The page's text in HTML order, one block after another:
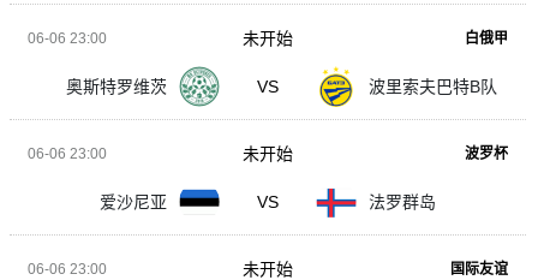
06-06 23:00 白俄甲
奥斯特罗维茨 VS 波里索夫巴特B队
未开始
06-06 23:00 波罗杯
爱沙尼亚 VS 法罗群岛
未开始
06-06 23:00 国际友谊
未开始